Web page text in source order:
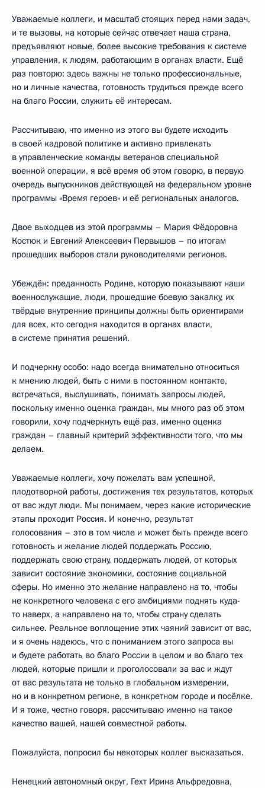
Уважаемые коллеги, и масштаб стоящих перед нами задач,
и те вызовы, на которые сейчас отвечает наша страна,
предъявляют новые, более высокие требования к системе
управления, к людям, работающим в органах власти. Ещё
раз повторю: здесь важны не только профессиональные,
но и личные качества, готовность трудиться прежде всего
на благо России, служить её интересам.
Рассчитываю, что именно из этого вы будете исходить
в своей кадровой политике и активно привлекать
в управленческие команды ветеранов специальной
военной операции, я всё время об этом говорю, в первую
очередь выпускников действующей на федеральном уровне
программы «Время героев» и её региональных аналогов.
Двое выходцев из этой программы – Мария Фёдоровна
Костюк и Евгений Алексеевич Первышов – по итогам
прошедших выборов стали руководителями регионов.
Убеждён: преданность Родине, которую показывают наши
военнослужащие, люди, прошедшие боевую закалку, их
твёрдые внутренние принципы должны быть ориентирами
для всех, кто сегодня находится в органах власти,
в системе принятия решений.
И подчеркну особо: надо всегда внимательно относиться
к мнению людей, быть с ними в постоянном контакте,
встречаться, выслушивать, понимать запросы людей,
поскольку именно оценка граждан, мы много раз об этом
говорили, хочу подчеркнуть ещё раз, именно оценка
граждан – главный критерий эффективности того, что мы
делаем.
Уважаемые коллеги, хочу пожелать вам успешной,
плодотворной работы, достижения тех результатов, которых
от вас ждут люди. Мы понимаем, через какие исторические
этапы проходит Россия. И конечно, результат
голосования – это в том числе и может быть прежде всего
готовность и желание людей поддержать Россию,
поддержать свою страну, поддержать людей, от которых
зависит состояние экономики, состояние социальной
сферы. Но именно это желание направлено на то, чтобы
не конкретного человека с его амбициями поднять куда-
то наверх, а направлено на то, чтобы страну сделать
сильнее. Реальное воплощение этих чаяний зависит от вас,
и я очень надеюсь, что с пониманием этого запроса вы
и будете работать во благо России в целом и во благо тех
людей, которые пришли и проголосовали за вас и ждут
от вас результата не только в глобальном измерении,
но и в конкретном регионе, в конкретном городе и посёлке.
И я тоже, честно говоря, рассчитываю именно на такое
качество вашей, нашей совместной работы.
Пожалуйста, попросил бы некоторых коллег высказаться.
Ненецкий автономный округ, Гехт Ирина Альфредовна,